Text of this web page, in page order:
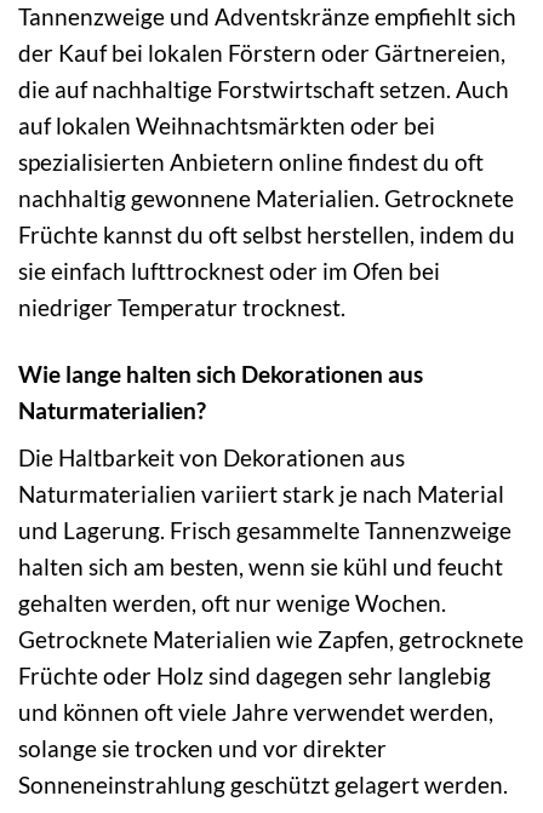
Tannenzweige und Adventskränze empfiehlt sich
der Kauf bei lokalen Förstern oder Gärtnereien,
die auf nachhaltige Forstwirtschaft setzen. Auch
auf lokalen Weihnachtsmärkten oder bei
spezialisierten Anbietern online findest du oft
nachhaltig gewonnene Materialien. Getrocknete
Früchte kannst du oft selbst herstellen, indem du
sie einfach lufttrocknest oder im Ofen bei
niedriger Temperatur trocknest.
Wie lange halten sich Dekorationen aus
Naturmaterialien?
Die Haltbarkeit von Dekorationen aus
Naturmaterialien variiert stark je nach Material
und Lagerung. Frisch gesammelte Tannenzweige
halten sich am besten, wenn sie kühl und feucht
gehalten werden, oft nur wenige Wochen.
Getrocknete Materialien wie Zapfen, getrocknete
Früchte oder Holz sind dagegen sehr langlebig
und können oft viele Jahre verwendet werden,
solange sie trocken und vor direkter
Sonneneinstrahlung geschützt gelagert werden.